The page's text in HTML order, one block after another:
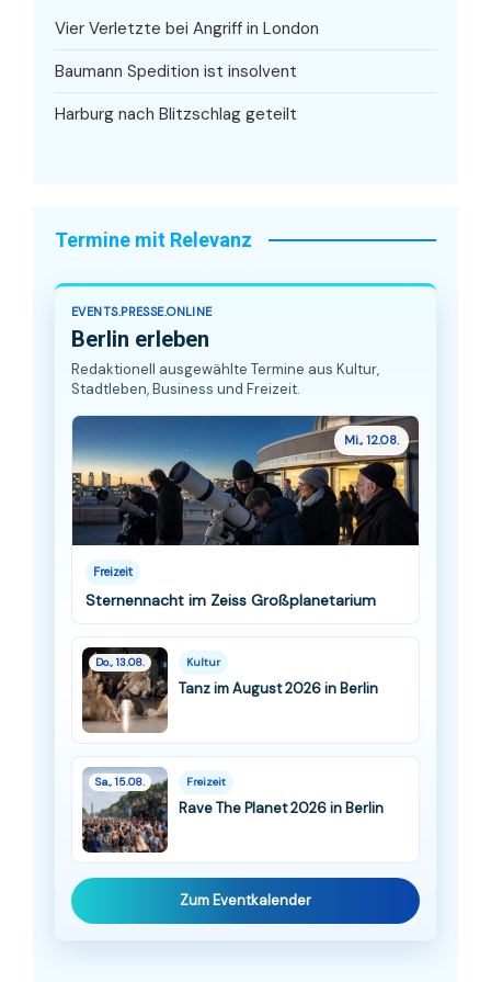
Vier Verletzte bei Angriff in London
Baumann Spedition ist insolvent
Harburg nach Blitzschlag geteilt
Termine mit Relevanz
EVENTS.PRESSE.ONLINE
Berlin erleben
Redaktionell ausgewählte Termine aus Kultur,
Stadtleben, Business und Freizeit.
Mi., 12.08.
Freizeit
Sternennacht im Zeiss Großplanetarium
Do., 13.08. Kultur
Tanz im August 2026 in Berlin
Sa., 15.08. Freizeit
Rave The Planet 2026 in Berlin
Zum Eventkalender